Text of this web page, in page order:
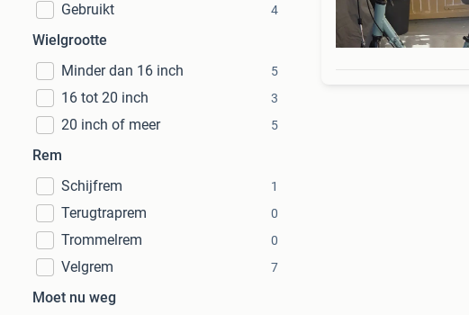
Gebruikt 4
Wielgrootte
Minder dan 16 inch
5
16 tot 20 inch 3
20 inch of meer 5
Rem
Schijfrem
1
Terugtraprem 0
Trommelrem 0
Velgrem 7
Moet nu weg